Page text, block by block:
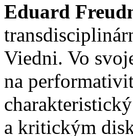
Eduard
Viedni. Vo
na
a kritickým